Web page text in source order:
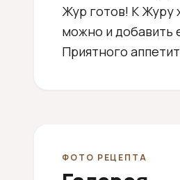
Жур готов! К Журу
можно и добавить
Приятного
ФОТО РЕЦЕПТА